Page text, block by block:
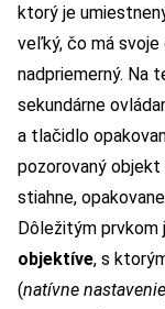
ktorý je
veľký, čo má
nadpriemerný. Na
sekundárne
a tlačidlo
pozorovaný
stiahne,
Dôležitým prvkom
objektíve, s
(natívne nastavenie